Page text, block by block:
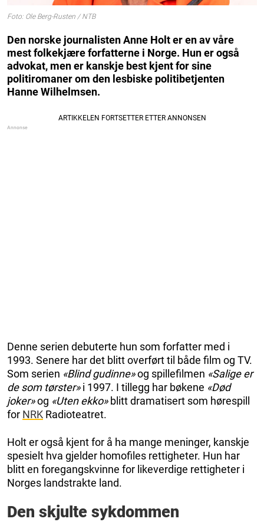
Foto: Ole Berg-Rusten / NTB
Den norske journalisten Anne Holt er en av våre
mest folkekjære forfatterne i Norge. Hun er også
advokat, men er kanskje best kjent for sine
politiromaner om den lesbiske politibetjenten
Hanne Wilhelmsen.
Denne serien debuterte hun som forfatter med i
1993. Senere har det blitt overført til både film og TV.
Som serien «Blind gudinne»og spillefilmen «Salige er
de som tørster»i 1997. I tillegg har bøkene «Død
joker»og «Uten ekko»blitt dramatisert som hørespill
for NRK Radioteatret.
Holt er også kjent for å ha mange meninger, kanskje
spesielt hva gjelder homofiles rettigheter. Hun har
blitt en foregangskvinne for likeverdige rettigheter i
Norges landstrakte land.
Den skjulte sykdommen